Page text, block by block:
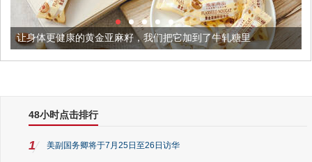
的黄金亚麻籽，我们把它加到了牛轧糖里 被列入佛家七宝
48小时点击排行
1 美副国务卿将于7月25日至26日访华